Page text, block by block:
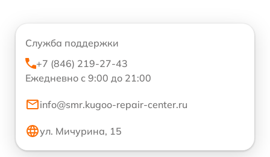
Служба поддержки
+7 (846) 219-27-43
Ежедневно с 9:00 до 21:00
info@smr.kugoo-repair-center.ru
ул. Мичурина, 15